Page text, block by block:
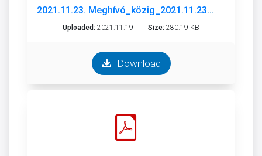
2021.11.23. Meghívó_közig_2021.11.23.pdf
Uploaded: 2021.11.19 Size: 280.19 KB
Download